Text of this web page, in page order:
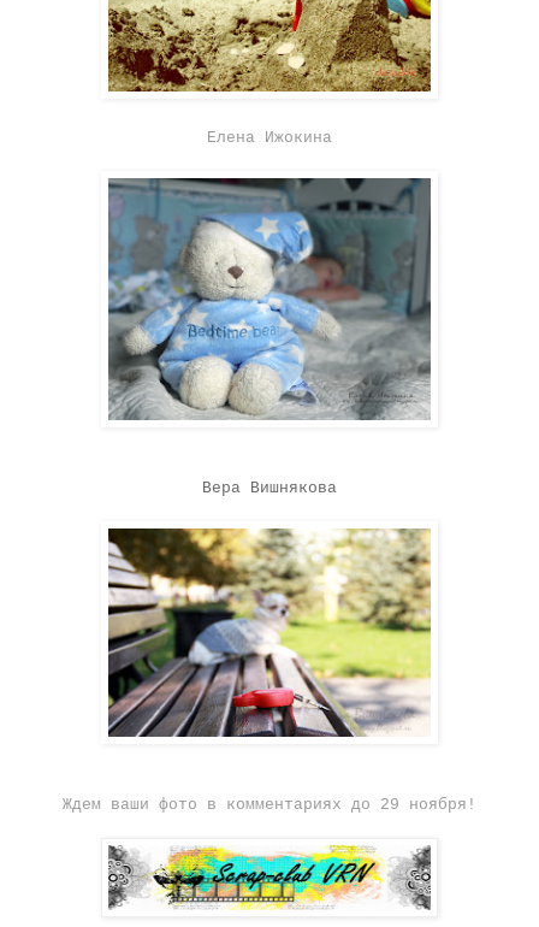
Елена Ижокина
Вера Вишнякова
Ждем ваши фото в комментариях до 29 ноября!